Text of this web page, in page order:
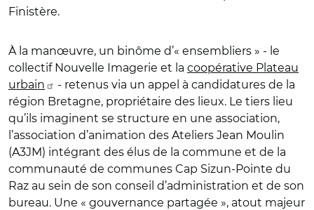
Finistère.
À la manœuvre, un binôme d’« ensembliers » - le
collectif Nouvelle Imagerie et la coopérative Plateau
urbain
- retenus via un appel à candidatures de la
région Bretagne, propriétaire des lieux. Le tiers lieu
qu’ils imaginent se structure en une association,
l’association d’animation des Ateliers Jean Moulin
(A3JM) intégrant des élus de la commune et de la
communauté de communes Cap Sizun-Pointe du
Raz au sein de son conseil d’administration et de son
bureau. Une « gouvernance partagée », atout majeur